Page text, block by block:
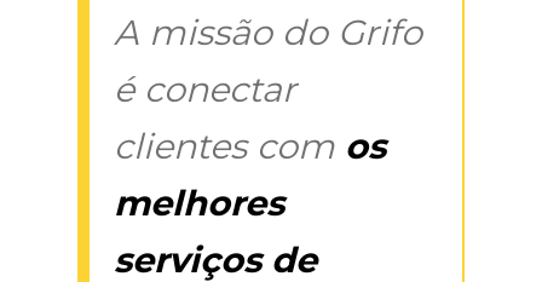
A missão do Grifo
é conectar
clientes com os
melhores
serviços de